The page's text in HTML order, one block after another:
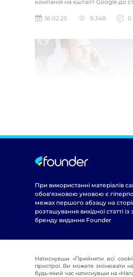
компаній на кшталт Google до
18.02.25
9 348 0
При використанні матеріалів
обов'язковою умовою є
межах першого абзацу на
розташування вихідної статті
бренду видання Founder
© 2016-2026 Founder
Натиснувши «Прийняти всі
пристрої. Ви можете змінювати
будь-який час натиснувши на